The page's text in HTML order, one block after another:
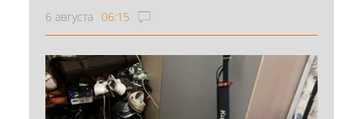
6 августа 06:15